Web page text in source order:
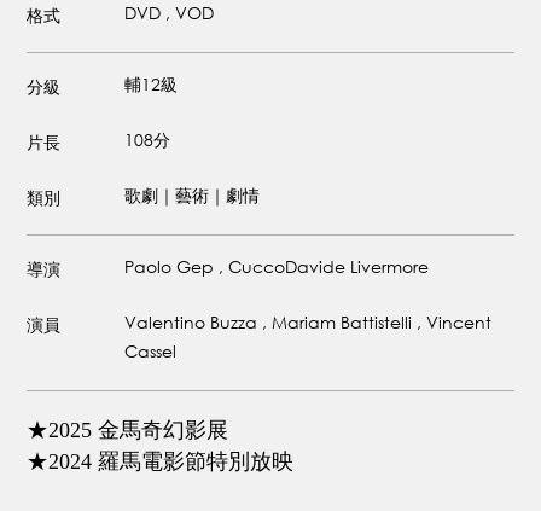
格式 DVD , VOD
分級 輔12級
片長 108分
類別 歌劇｜藝術｜劇情
導演 Paolo Gep , CuccoDavide Livermore
演員
Valentino Buzza , Mariam Battistelli , Vincent
Cassel
★2025 金馬奇幻影展
★2024 羅馬電影節特別放映